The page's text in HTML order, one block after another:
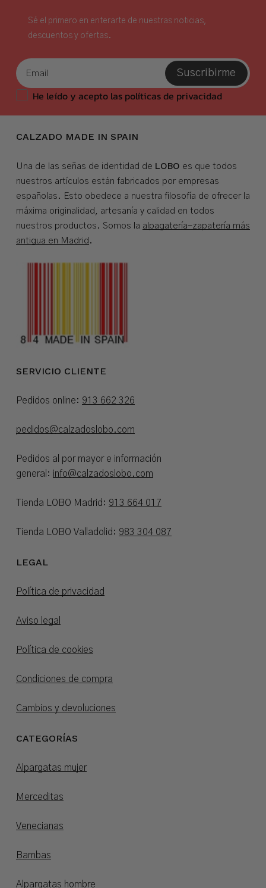
Sé el primero en enterarte de nuestras noticias,
descuentos y ofertas.
Suscribirme
He leído y acepto las políticas de privacidad
CALZADO MADE IN SPAIN
Una de las señas de identidad de LOBO es que todos
nuestros artículos están fabricados por empresas
españolas. Esto obedece a nuestra filosofía de ofrecer la
máxima originalidad, artesanía y calidad en todos
nuestros productos. Somos la alpagatería-zapatería más
antigua en Madrid .
SERVICIO CLIENTE
Pedidos online: 913 662 326
pedidos@calzadoslobo.com
Pedidos al por mayor e información
general: info@calzadoslobo.com
Tienda LOBO Madrid: 913 664 017
Tienda LOBO Valladolid: 983 304 087
LEGAL
Política de privacidad
Aviso legal
Política de cookies
Condiciones de compra
Cambios y devoluciones
CATEGORÍAS
Alpargatas mujer
Merceditas
Venecianas
Bambas
Alpargatas hombre